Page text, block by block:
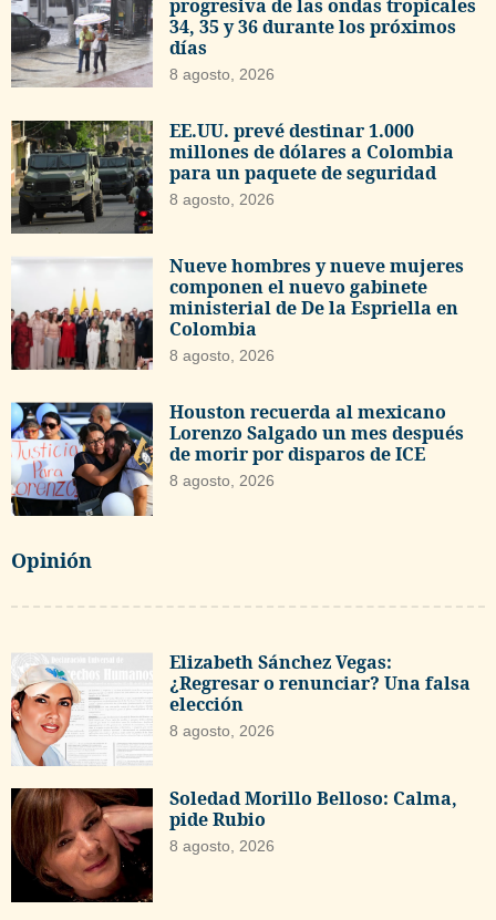
progresiva de las ondas tropicales
34, 35 y 36 durante los próximos
días
8 agosto, 2026
EE.UU. prevé destinar 1.000
millones de dólares a Colombia
para un paquete de seguridad
8 agosto, 2026
Nueve hombres y nueve mujeres
componen el nuevo gabinete
ministerial de De la Espriella en
Colombia
8 agosto, 2026
Houston recuerda al mexicano
Lorenzo Salgado un mes después
de morir por disparos de ICE
8 agosto, 2026
Opinión
Elizabeth Sánchez Vegas:
¿Regresar o renunciar? Una falsa
elección
8 agosto, 2026
Soledad Morillo Belloso: Calma,
pide Rubio
8 agosto, 2026